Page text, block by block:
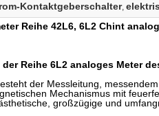
Kontaktgeberschalter,
Reihe 42L6, 6L2 Chint
Reihe 6L2 analoges Meter
der Messleitung,
Mechanismus mit
großzügige und